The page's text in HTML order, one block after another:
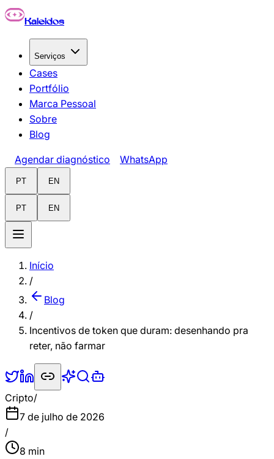
Pular para o conteúdo principal
Kaleidos
Serviços
Cases
Portfólio
Marca Pessoal
Sobre
Blog
Agendar diagnóstico WhatsApp
PT EN
PT EN
Início
/
Blog
/
Incentivos de token que duram: desenhando pra
reter, não farmar
Cripto/
7 de julho de 2026
/
8 min